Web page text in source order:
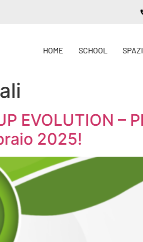
HOME SCHOOL SPAZI
EVOLUTION –
2025!